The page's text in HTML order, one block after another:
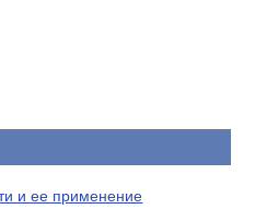
и ее применение